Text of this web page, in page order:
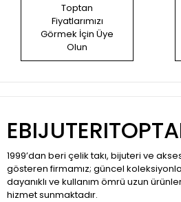
Toptan
Fiyatlarımızı
Görmek İçin Üye
Olun
1999’dan beri çelik takı, bijuteri ve
gösteren firmamız; güncel
dayanıklı ve kullanım ömrü uzun
hizmet sunmaktadır.